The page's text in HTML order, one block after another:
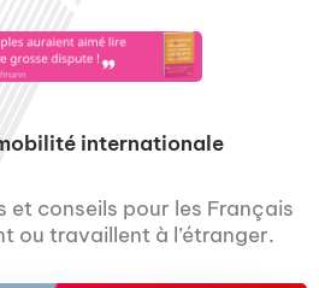
internationale
conseils pour les Français
ou travaillent à l’étranger.